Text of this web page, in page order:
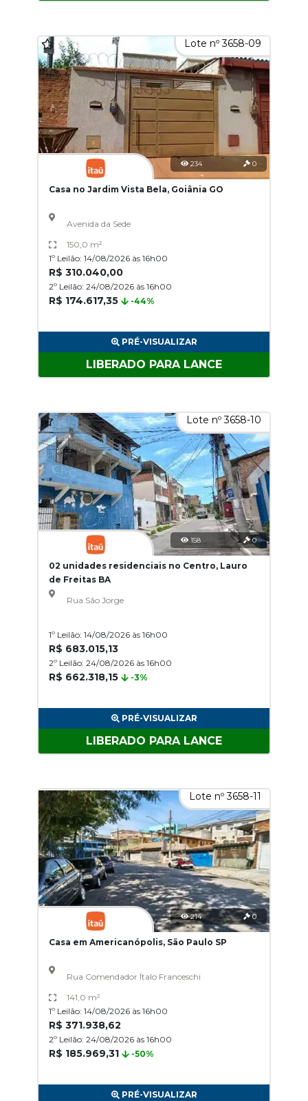
Lote nº 3658-09
234 0
Casa no Jardim Vista Bela, Goiânia GO
Avenida da Sede
150,0 m²
1º Leilão: 14/08/2026 às 16h00
R$ 310.040,00
2º Leilão: 24/08/2026 às 16h00
R$ 174.617,35 -44%
PRÉ-VISUALIZAR
LIBERADO PARA LANCE
Lote nº 3658-10
158 0
02 unidades residenciais no Centro, Lauro
de Freitas BA
Rua São Jorge
1º Leilão: 14/08/2026 às 16h00
R$ 683.015,13
2º Leilão: 24/08/2026 às 16h00
R$ 662.318,15 -3%
PRÉ-VISUALIZAR
LIBERADO PARA LANCE
Lote nº 3658-11
214 0
Casa em Americanópolis, São Paulo SP
Rua Comendador Ítalo Franceschi
141,0 m²
1º Leilão: 14/08/2026 às 16h00
R$ 371.938,62
2º Leilão: 24/08/2026 às 16h00
R$ 185.969,31 -50%
PRÉ-VISUALIZAR